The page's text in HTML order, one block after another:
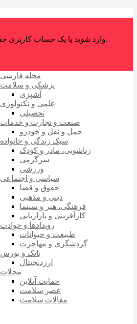
وارد شوید یا یک حساب کاربری جدید ایجاد کنید.
مجله فارسی
پزشکی و سلامت
آشپزی
علمی و تکنولوژی
تحصیلی
صنعت و تجارت و خدمات
حمل و نقل و خودرو
سبک زندگی و خانواده
زناشویی، مادر و کودک
سرگرمی
ورزشی
سیاسی و اجتماعی
حقوق و قضا
دینی و مذهبی
فرهنگی، هنر و سینما
کارآفرینی و بازاریابی
رویدادها و حوادث
طبیعت و حیوانات
گردشگری و مهاجرت
بانک و بورس
ارزدیجیتال
مجلات
حمایت آنلاین
عصر سلامت
مقالات سلامت